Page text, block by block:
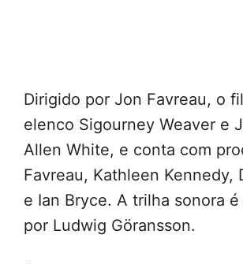
Dirigido por Jon Favreau, o
elenco Sigourney Weaver e
Allen White, e conta com
Favreau, Kathleen Kennedy,
e Ian Bryce. A trilha sonora é
por Ludwig Göransson.